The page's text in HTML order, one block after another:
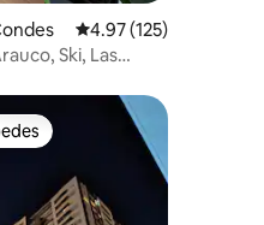
Calificación promedio:
4.97 (125)
Ski, Las